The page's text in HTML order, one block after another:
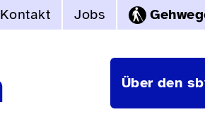
Kontakt Jobs
Über den